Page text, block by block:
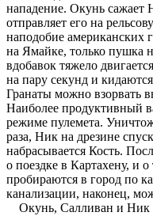
нападение. Окунь сажает
отправляет его на
наподобие американских
на Ямайке, только пушка
вдобавок тяжело
на пару секунд и
Гранаты можно взорвать
Наиболее продуктивный
режиме пулемета.
раза, Ник на дрезине
набрасывается Кость.
о поездке в Картахену, и
пробираются в город по
канализации, наконец,
Окунь, Салливан и Ник